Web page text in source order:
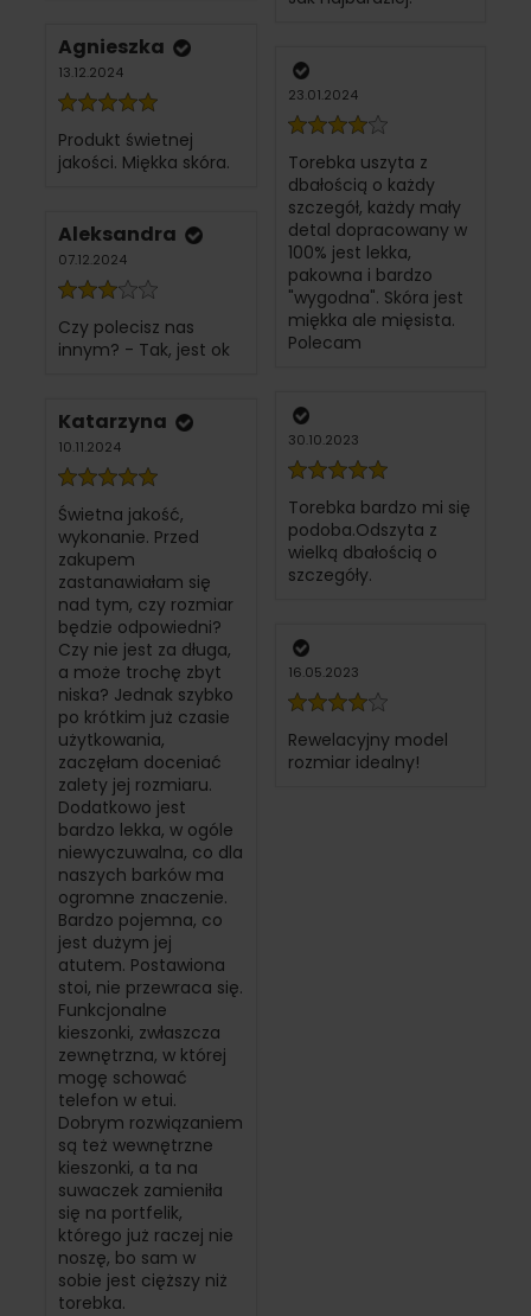
Agnieszka
13.12.2024
Produkt świetnej
jakości. Miękka skóra.
Aleksandra
07.12.2024
Czy polecisz nas
innym? - Tak, jest ok
Katarzyna
10.11.2024
Świetna jakość,
wykonanie. Przed
zakupem
zastanawiałam się
nad tym, czy rozmiar
będzie odpowiedni?
Czy nie jest za długa,
a może trochę zbyt
niska? Jednak szybko
po krótkim już czasie
użytkowania,
zaczęłam doceniać
zalety jej rozmiaru.
Dodatkowo jest
bardzo lekka, w ogóle
niewyczuwalna, co dla
naszych barków ma
ogromne znaczenie.
Bardzo pojemna, co
jest dużym jej
atutem. Postawiona
stoi, nie przewraca się.
Funkcjonalne
kieszonki, zwłaszcza
zewnętrzna, w której
mogę schować
telefon w etui.
Dobrym rozwiązaniem
są też wewnętrzne
kieszonki, a ta na
suwaczek zamieniła
się na portfelik,
którego już raczej nie
noszę, bo sam w
sobie jest cięższy niż
torebka.
23.01.2024
Torebka uszyta z
dbałością o każdy
szczegół, każdy mały
detal dopracowany w
100% jest lekka,
pakowna i bardzo
"wygodna". Skóra jest
miękka ale mięsista.
Polecam
30.10.2023
Torebka bardzo mi się
podoba.Odszyta z
wielką dbałością o
szczegóły.
16.05.2023
Rewelacyjny model
rozmiar idealny!